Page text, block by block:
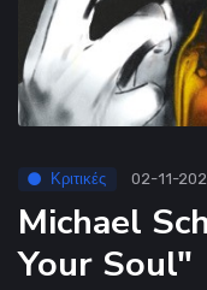
Κριτικές 02-11-
Michael
Your Soul"